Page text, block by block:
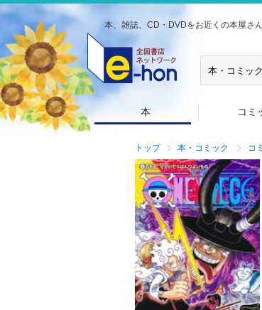
本、雑誌、CD・DVDをお近くの本屋さ
本 コミ
トップ 本・コミック コ